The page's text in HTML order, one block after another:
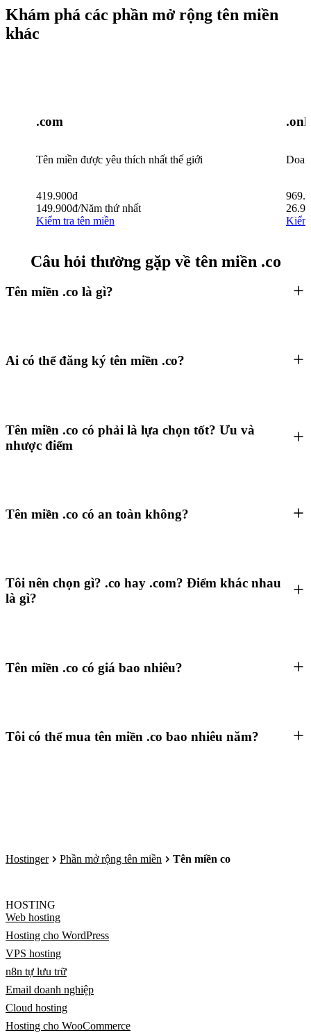
Khám phá các phần mở rộng tên miền
khác
.com
Tên miền được yêu thích nhất thế giới
419.900đ
149.900đ/Năm thứ nhất
Kiểm tra tên miền
Câu hỏi thường gặp về tên miền .co
Tên miền .co là gì?
Ai có thể đăng ký tên miền .co?
Tên miền .co có phải là lựa chọn tốt? Ưu và
nhược điểm
Tên miền .co có an toàn không?
Tôi nên chọn gì? .co hay .com? Điểm khác nhau
là gì?
Tên miền .co có giá bao nhiêu?
Tôi có thể mua tên miền .co bao nhiêu năm?
Hostinger Phần mở rộng tên miền Tên miền co
HOSTING
Web hosting
Hosting cho WordPress
VPS hosting
n8n tự lưu trữ
Email doanh nghiệp
Cloud hosting
Hosting cho WooCommerce